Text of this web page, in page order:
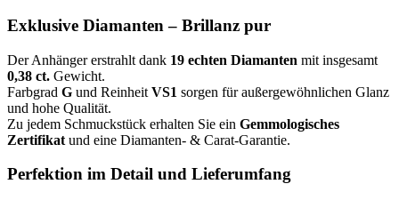
Exklusive Diamanten – Brillanz pur
Der Anhänger erstrahlt dank 19 echten Diamanten mit insgesamt
0,38 ct. Gewicht.
Farbgrad G und Reinheit VS1 sorgen für außergewöhnlichen Glanz
und hohe Qualität.
Zu jedem Schmuckstück erhalten Sie ein Gemmologisches
Zertifikat und eine Diamanten- & Carat-Garantie.
Perfektion im Detail und Lieferumfang